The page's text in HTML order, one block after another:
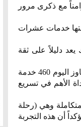
مليون مستخدم، وذلك تزامناً مع ذكرى مرور
خدمات عشرات
مبيناً أن ذلك يعد دليلاً على ثقة
وأشار إلى أن (سهل) توسع بشكل متسارع، إذ انطلق في بداياته بـ123 خدمة حكومية فقط ليتجاوز اليوم 460 خدمة
الأهم في تسريع
وهي (رحلة
أن هذه التجربة